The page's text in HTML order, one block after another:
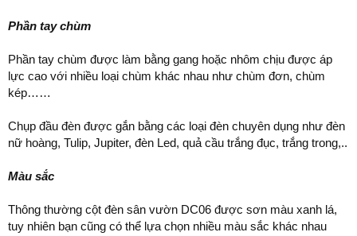
Phần tay chùm
Phần tay chùm được làm bằng gang hoặc nhôm chịu được áp
lực cao với nhiều loại chùm khác nhau như chùm đơn, chùm
kép……
Chụp đầu đèn được gắn bằng các loại đèn chuyên dụng như đèn
nữ hoàng, Tulip, Jupiter, đèn Led, quả cầu trắng đục, trắng trong,..
Màu sắc
Thông thường cột đèn sân vườn DC06 được sơn màu xanh lá,
tuy nhiên bạn cũng có thể lựa chọn nhiều màu sắc khác nhau